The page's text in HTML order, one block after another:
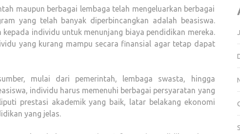
maupun berbagai lembaga telah mengeluarkan berbagai
yang telah banyak diperbincangkan adalah beasiswa.
individu untuk menunjang biaya pendidikan mereka.
yang kurang mampu secara finansial agar tetap dapat
mulai dari pemerintah, lembaga swasta, hingga
individu harus memenuhi berbagai persyaratan yang
prestasi akademik yang baik, latar belakang ekonomi
yang jelas.